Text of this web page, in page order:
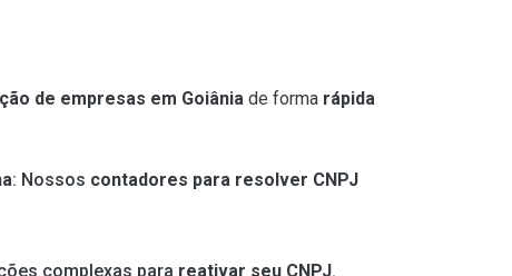
de empresas em Goiânia de forma rápida
: Nossos contadores para resolver CNPJ
complexas para reativar seu CNPJ.